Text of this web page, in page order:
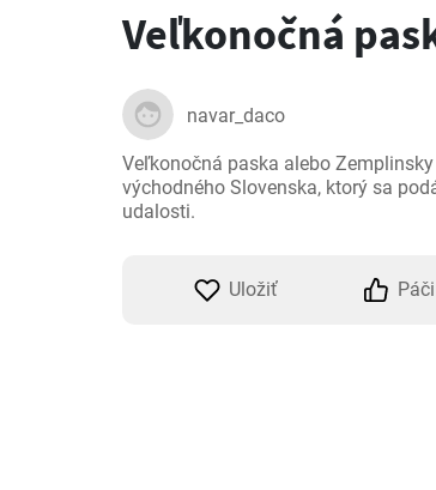
Veľkonočná
navar_daco
Veľkonočná paska alebo
východného Slovenska, ktorý sa
udalosti.
Uložiť